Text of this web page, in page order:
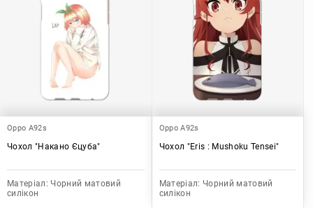
Oppo A92s
Чохол "Накано Єцуба"
Матеріал: Чорний матовий
силікон
Oppo A92s
Чохол "Eris : Mushoku Tensei"
Матеріал: Чорний матовий
силікон